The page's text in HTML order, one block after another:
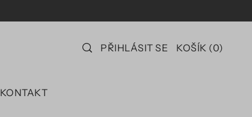
PŘIHLÁSIT SE KOŠÍK (0)
KONTAKT